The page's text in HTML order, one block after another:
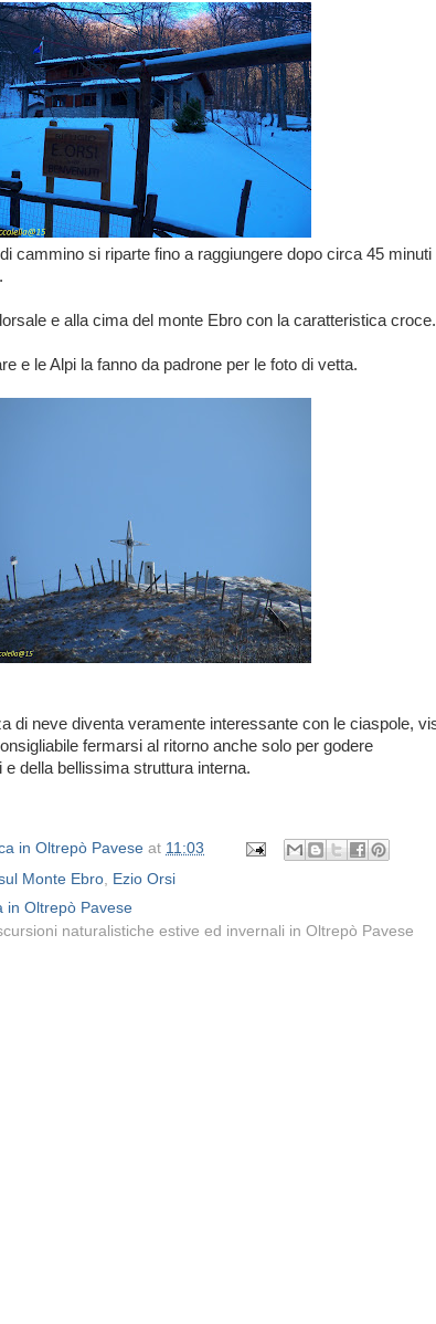
cammino si riparte fino a raggiungere dopo circa 45 minuti
e alla cima del monte Ebro con la caratteristica croce.
e le Alpi la fanno da padrone per le foto di vetta.
di neve diventa veramente interessante con le ciaspole,
fermarsi al ritorno anche solo per godere
della bellissima struttura interna.
in Oltrepò Pavese at 11:03
Monte Ebro Ezio Orsi
in Oltrepò Pavese
naturalistiche estive ed invernali in Oltrepò Pavese